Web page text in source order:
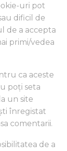
uri pot
dificil de
de a accepta
primi/vedea
ca aceste
poți seta
un site
înregistat
comentarii.
de a